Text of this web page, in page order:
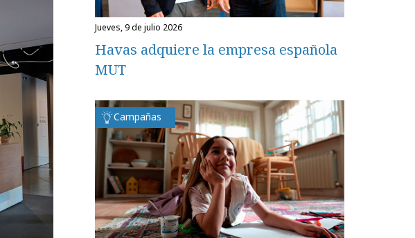
jueves, 9 de julio 2026
Havas adquiere la empresa española
MUT
Campañas